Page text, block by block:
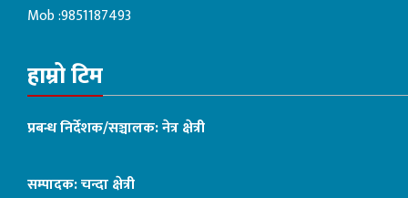
Mob :9851187493
हाम्रो टिम
प्रबन्ध निर्देशक/सञ्चालक: नेत्र क्षेत्री
सम्पादक: चन्दा क्षेत्री